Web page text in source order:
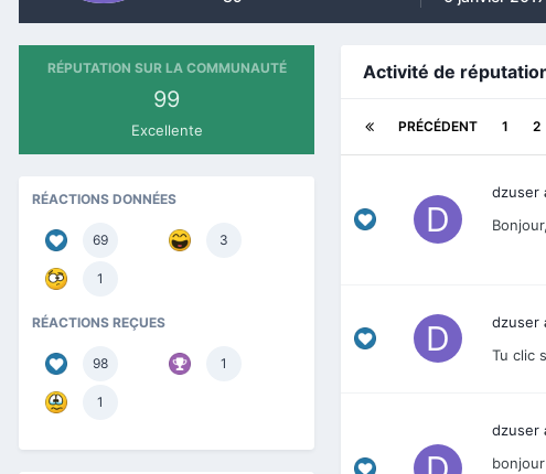
RÉPUTATION SUR LA COMMUNAUTÉ
99
Excellente
RÉACTIONS DONNÉES
69 3
1
RÉACTIONS REÇUES
98 1
1
Activité de
PRÉCÉDENT 1 2
dzuser
dzuser
Tu clic
dzuser